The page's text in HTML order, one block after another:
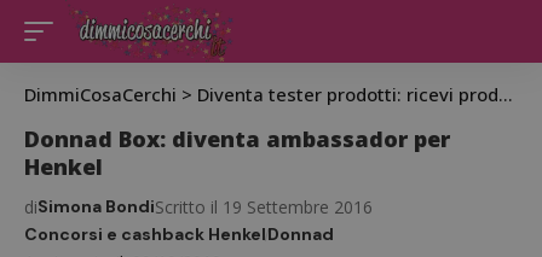
DimmiCosaCerchi > Diventa tester prodotti: ricevi prodotti gratis da testare
Donnad Box: diventa ambassador per
Henkel
diSimona BondiScritto il 19 Settembre 2016
Concorsi e cashback HenkelDonnad